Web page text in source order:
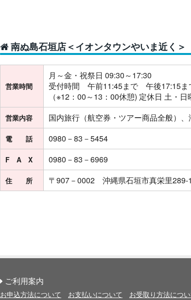
南ぬ島石垣店＜イオンタウンやいま近く＞
営業時間
月～金・祝祭日 09:30～17:30
受付時間 午前11:45まで 午後17:15ま
（※12：00～13：00休憩) 定休日 土・日
営業内容 国内旅行（航空券・ツアー商品全般）、
電 話 0980－83－5454
F A X 0980－83－6969
住 所 〒907－0002 沖縄県石垣市真栄里289-1
ご利用案内
お申込方法について お支払いについて お受取り方法につ